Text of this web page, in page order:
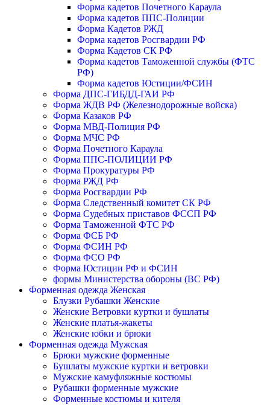
Форма кадетов Почетного Караула
Форма кадетов ППС-Полиции
Форма Кадетов РЖД
Форма кадетов Росгвардии РФ
Форма Кадетов СК РФ
Форма кадетов Таможенной службы (ФТС
РФ)
Форма кадетов Юстиции/ФСИН
Форма ДПС-ГИБДД-ГАИ РФ
Форма ЖДВ РФ (Железнодорожные войска)
Форма Казаков РФ
Форма МВД-Полиция РФ
Форма МЧС РФ
Форма Почетного Караула
Форма ППС-ПОЛИЦИИ РФ
Форма Прокуратуры РФ
Форма РЖД РФ
Форма Росгвардии РФ
Форма Следственный комитет СК РФ
Форма Судебных приставов ФССП РФ
Форма Таможенной ФТС РФ
Форма ФСБ РФ
Форма ФСИН РФ
Форма ФСО РФ
Форма Юстиции РФ и ФСИН
формы Министерства обороны (ВС РФ)
Форменная одежда Женская
Блузки Рубашки Женские
Женские Ветровки куртки и бушлаты
Женские платья-жакеты
Женские юбки и брюки
Форменная одежда Мужская
Брюки мужские форменные
Бушлаты мужские куртки и ветровки
Мужские камуфляжные костюмы
Рубашки форменные мужские
Форменные костюмы и кителя